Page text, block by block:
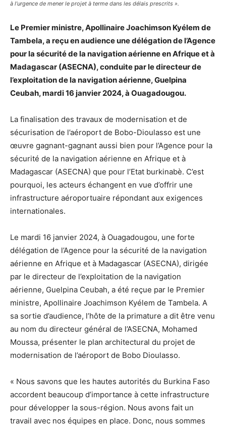
à l’urgence de mener le projet à terme dans les délais prescrits ».
Le Premier ministre, Apollinaire Joachimson Kyélem de
Tambela, a reçu en audience une délégation de l’Agence
pour la sécurité de la navigation aérienne en Afrique et à
Madagascar (ASECNA), conduite par le directeur de
l’exploitation de la navigation aérienne, Guelpina
Ceubah, mardi 16 janvier 2024, à Ouagadougou.
La finalisation des travaux de modernisation et de
sécurisation de l’aéroport de Bobo-Dioulasso est une
œuvre gagnant-gagnant aussi bien pour l’Agence pour la
sécurité de la navigation aérienne en Afrique et à
Madagascar (ASECNA) que pour l’Etat burkinabè. C’est
pourquoi, les acteurs échangent en vue d’offrir une
infrastructure aéroportuaire répondant aux exigences
internationales.
Le mardi 16 janvier 2024, à Ouagadougou, une forte
délégation de l’Agence pour la sécurité de la navigation
aérienne en Afrique et à Madagascar (ASECNA), dirigée
par le directeur de l’exploitation de la navigation
aérienne, Guelpina Ceubah, a été reçue par le Premier
ministre, Apollinaire Joachimson Kyélem de Tambela. A
sa sortie d’audience, l’hôte de la primature a dit être venu
au nom du directeur général de l’ASECNA, Mohamed
Moussa, présenter le plan architectural du projet de
modernisation de l’aéroport de Bobo Dioulasso.
« Nous savons que les hautes autorités du Burkina Faso
accordent beaucoup d’importance à cette infrastructure
pour développer la sous-région. Nous avons fait un
travail avec nos équipes en place. Donc, nous sommes